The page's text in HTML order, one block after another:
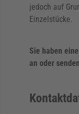
jedoch auf
Einzelstücke.
Sie haben
an oder